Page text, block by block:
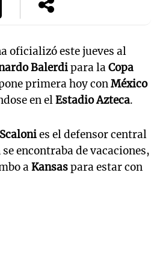
oficializó este jueves al
Balerdipara laCopa
primera hoy conMéxico
en elEstadio Azteca.
es el defensor central
se encontraba de vacaciones,
aKansaspara estar con